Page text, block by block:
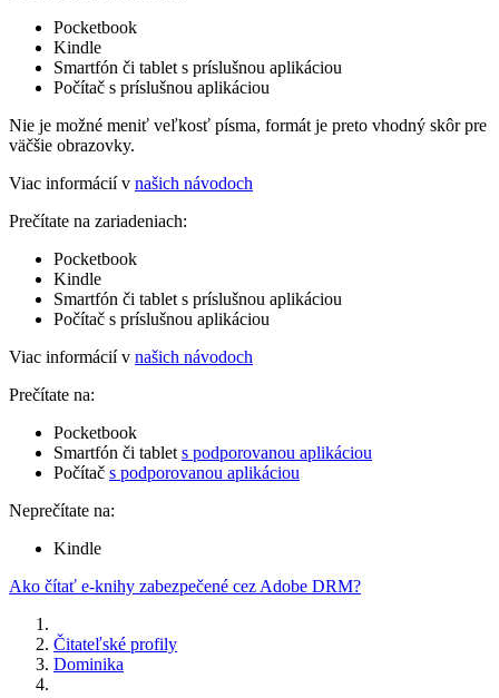
Pocketbook
Kindle
Smartfón či tablet s príslušnou aplikáciou
Počítač s príslušnou aplikáciou
Nie je možné meniť veľkosť písma, formát je preto vhodný skôr pre
väčšie obrazovky.
Viac informácií v našich návodoch
Prečítate na zariadeniach:
Pocketbook
Kindle
Smartfón či tablet s príslušnou aplikáciou
Počítač s príslušnou aplikáciou
Viac informácií v našich návodoch
Prečítate na:
Pocketbook
Smartfón či tablet s podporovanou aplikáciou
Počítač s podporovanou aplikáciou
Neprečítate na:
Kindle
Ako čítať e-knihy zabezpečené cez Adobe DRM?
Čitateľské profily
Dominika